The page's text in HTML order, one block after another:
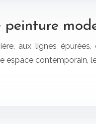
peinture
aux lignes
contemporain,